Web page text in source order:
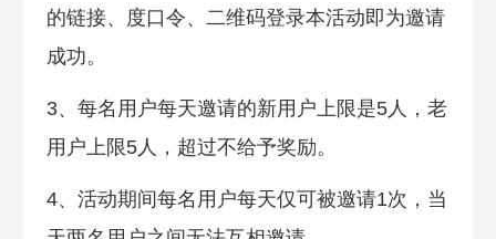
的链接、度口令、二维码登录本活动即为邀请
成功。
3、每名用户每天邀请的新用户上限是5人，老
用户上限5人，超过不给予奖励。
4、活动期间每名用户每天仅可被邀请1次，当